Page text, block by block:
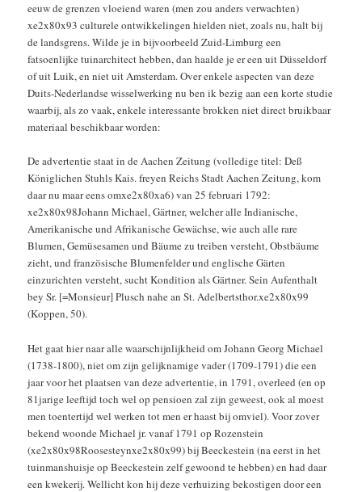
eeuw de grenzen vloeiend waren (men zou anders verwachten)
xe2x80x93 culturele ontwikkelingen hielden niet, zoals nu, halt bij
de landsgrens. Wilde je in bijvoorbeeld Zuid-Limburg een
fatsoenlijke tuinarchitect hebben, dan haalde je er een uit Düsseldorf
of uit Luik, en niet uit Amsterdam. Over enkele aspecten van deze
Duits-Nederlandse wisselwerking nu ben ik bezig aan een korte studie
waarbij, als zo vaak, enkele interessante brokken niet direct bruikbaar
materiaal beschikbaar worden:
De advertentie staat in de Aachen Zeitung (volledige titel: Deß
Königlichen Stuhls Kais. freyen Reichs Stadt Aachen Zeitung, kom
daar nu maar eens omxe2x80xa6) van 25 februari 1792:
xe2x80x98Johann Michael, Gärtner, welcher alle Indianische,
Amerikanische und Afrikanische Gewächse, wie auch alle rare
Blumen, Gemüsesamen und Bäume zu treiben versteht, Obstbäume
zieht, und französische Blumenfelder und englische Gärten
einzurichten versteht, sucht Kondition als Gärtner. Sein Aufenthalt
bey Sr. [=Monsieur] Plusch nahe an St. Adelbertsthor.xe2x80x99
(Koppen, 50).
Het gaat hier naar alle waarschijnlijkheid om Johann Georg Michael
(1738-1800), niet om zijn gelijknamige vader (1709-1791) die een
jaar voor het plaatsen van deze advertentie, in 1791, overleed (en op
81jarige leeftijd toch wel op pensioen zal zijn geweest, ook al moest
men toentertijd wel werken tot men er haast bij omviel). Voor zover
bekend woonde Michael jr. vanaf 1791 op Rozenstein
(xe2x80x98Roosesteynxe2x80x99) bij Beeckestein (na eerst in het
tuinmanshuisje op Beeckestein zelf gewoond te hebben) en had daar
een kwekerij. Wellicht kon hij deze verhuizing bekostigen door een